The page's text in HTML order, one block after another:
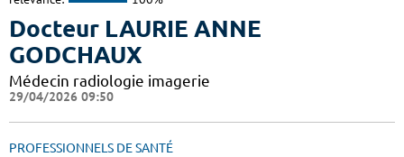
Docteur LAURIE ANNE
GODCHAUX
Médecin radiologie imagerie
29/04/2026 09:50
PROFESSIONNELS DE SANTÉ